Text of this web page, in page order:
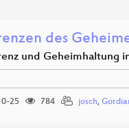
des
und Geheimhaltung
25 784 josch,